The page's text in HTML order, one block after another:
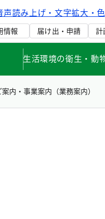
声読み上げ・文字拡大・
情報 届け出・申請 計
生活環境の衛生・動
内・事業案内（業務案内）